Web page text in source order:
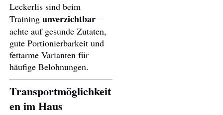
Leckerlis sind beim
Training unverzichtbar –
achte auf gesunde Zutaten,
gute Portionierbarkeit und
fettarme Varianten für
häufige Belohnungen.
Transportmöglichkeit
en im Haus